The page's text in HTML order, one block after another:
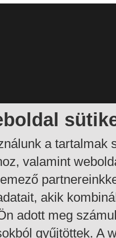
a tartalmak
valamint
akik
adott meg
gyűjtöttek. A